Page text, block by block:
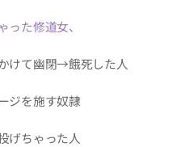
た修道女、
けて幽閉→餓死した人
ジを施す奴隷
げちゃった人